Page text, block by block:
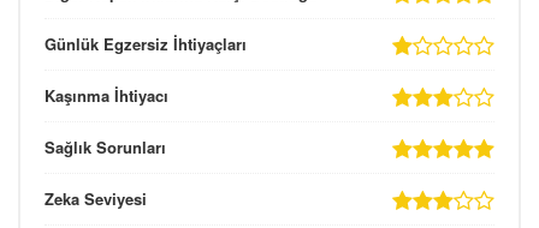
Günlük Egzersiz İhtiyaçları
Kaşınma İhtiyacı
Sağlık Sorunları
Zeka Seviyesi